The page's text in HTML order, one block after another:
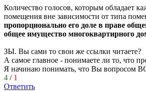
Количество голосов, которым обладает
помещения вне зависимости от типа
пропорционально его доле в праве
общее имущество многоквартирного
ЗЫ. Вы сами то свои же ссылки читаете?
А самое главное - понимаете ли то, что
Я начинаю понимать, что Вы вопросом
4 / 1
Ответить